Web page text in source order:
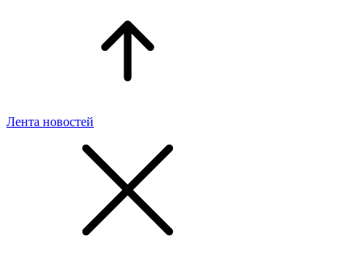
Лента новостей